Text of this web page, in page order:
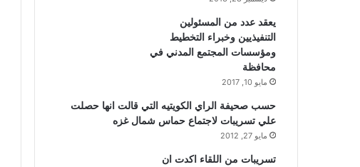
يعقد عدد من المسئولين
التنفيذيين وخبراء التخطيط
ومؤسسات المجتمع المدني في
محافظة
مايو 10, 2017
حسب صحيفة الراي الكويتيه التي قالت انها حصلت
علي تسريبات لاجتماع حماس شمال غزه
مايو 27, 2012
تسريبات من اللقاء اكدت ان